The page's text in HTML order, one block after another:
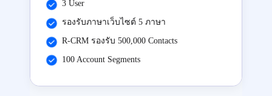
3 User
รองรับภาษาเว็บไซต์ 5 ภาษา
R-CRM รองรับ 500,000 Contacts
100 Account Segments